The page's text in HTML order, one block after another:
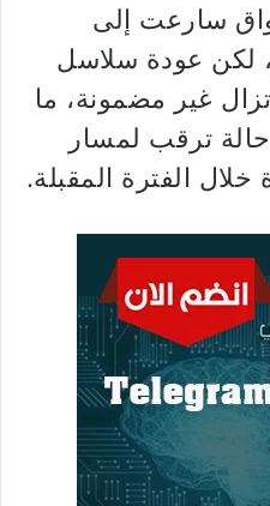
سارعت إلى
لكن عودة سلاسل
تزال غير مضمونة، ما
ترقب لمسار
الفترة المقبلة.